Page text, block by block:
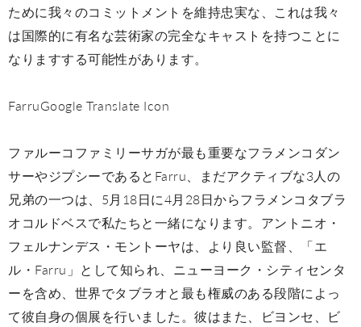
ために我々のコミットメントを維持忠実な、これは我々
は国際的に有名な芸術家の完全なキャストを持つことに
なりますする可能性があります。
FarruGoogle Translate Icon
ファルーコファミリーサガが最も重要なフラメンコダン
サーやジプシーであるとFarru、まだアクティブな3人の
兄弟の一つは、5月18日に4月28日からフラメンコタブラ
オコルドベスで私たちと一緒になります。アントニオ・
フェルナンデス・モントーヤは、より良い監督、「エ
ル・Farru」として知られ、ニューヨーク・シティセンタ
ーを含め、世界でタブラオと最も権威のある段階によっ
て彼自身の個展を行いました。彼はまた、ビヨンセ、ビ